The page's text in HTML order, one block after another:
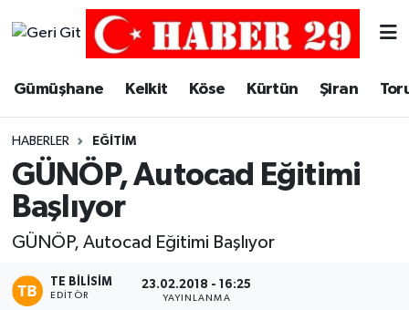
Gümüşhane Kelkit Köse Kürtün Şiran
HABERLER EĞITIM
GÜNÖP, Autocad Eğitimi
Başlıyor
GÜNÖP, Autocad Eğitimi Başlıyor
TE BILISIM
EDITÖR
23.02.2018 - 16:25
YAYINLANMA
Merkez Trafik Yoğunluk Haritası
Süper Lig Puan Durumu ve Fikstür
Tüm Manşetler
Son Dakika Haberleri
Haber Arşivi